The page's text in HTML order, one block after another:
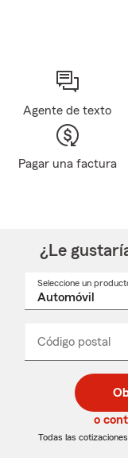
Agente de texto
Pagar una factura
¿Le
Seleccione un
Código postal
de
5
de
5
_____
o
Todas las